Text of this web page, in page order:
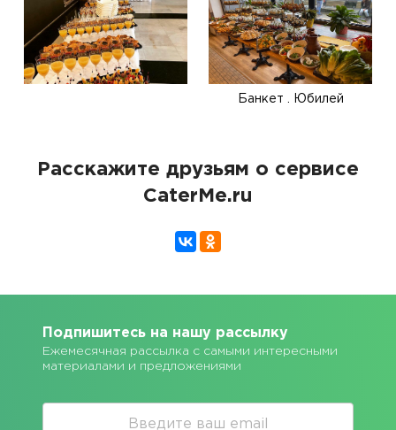
Банкет . Юбилей
Расскажите друзьям о сервисе
CaterMe.ru
Подпишитесь на нашу рассылку
Ежемесячная рассылка с самыми интересными
материалами и предложениями